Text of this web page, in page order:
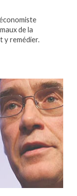
de la
y remédier.